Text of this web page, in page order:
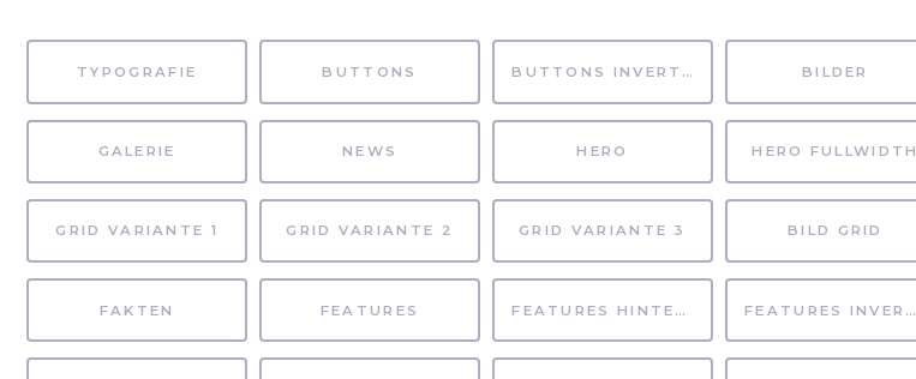
TYPOGRAFIE BUTTONS BUTTONS INVERTIERT BILDER
GALERIE NEWS HERO HERO FULLWIDTH
GRID VARIANTE 1 GRID VARIANTE 2 GRID VARIANTE 3 BILD GRID
FAKTEN FEATURES FEATURES HINTERGRUND FEATURES INVERTIERT